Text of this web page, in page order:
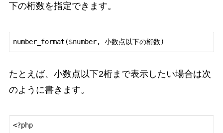
下の桁数を指定できます。
たとえば、小数点以下2桁まで表示したい場合は次
のように書きます。
<?php